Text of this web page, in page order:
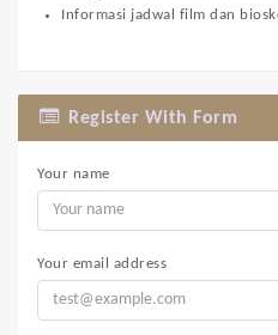
Informasi jadwal film dan
Register With Form
Your name
Your email address